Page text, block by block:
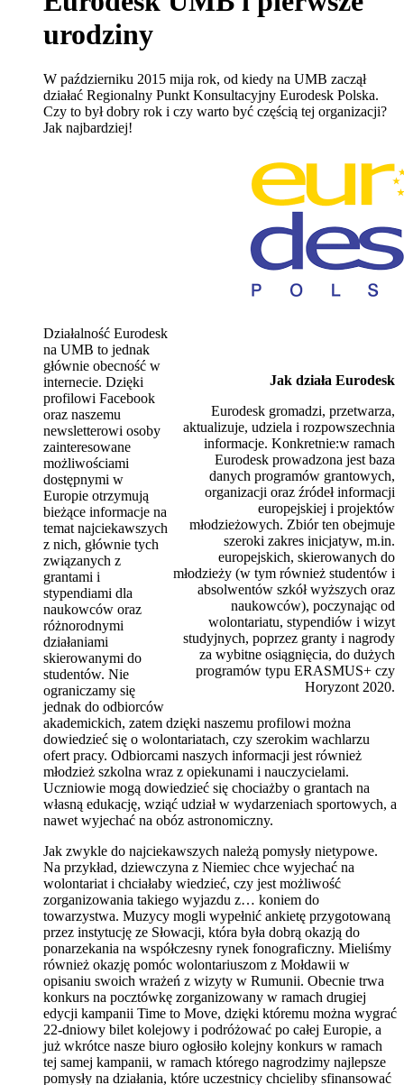
urodziny
W październiku 2015 mija rok, od kiedy na UMB zaczął
działać Regionalny Punkt Konsultacyjny Eurodesk Polska.
Czy to był dobry rok i czy warto być częścią tej organizacji?
Jak najbardziej!
Jak działa Eurodesk
Eurodesk gromadzi, przetwarza,
aktualizuje, udziela i rozpowszechnia
informacje. Konkretnie:w ramach
Eurodesk prowadzona jest baza
danych programów grantowych,
organizacji oraz źródeł informacji
europejskiej i projektów
młodzieżowych. Zbiór ten obejmuje
szeroki zakres inicjatyw, m.in.
europejskich, skierowanych do
młodzieży (w tym również studentów i
absolwentów szkół wyższych oraz
naukowców), poczynając od
wolontariatu, stypendiów i wizyt
studyjnych, poprzez granty i nagrody
za wybitne osiągnięcia, do dużych
programów typu ERASMUS+ czy
Horyzont 2020.
Działalność Eurodesk
na UMB to jednak
głównie obecność w
internecie. Dzięki
profilowi Facebook
oraz naszemu
newsletterowi osoby
zainteresowane
możliwościami
dostępnymi w
Europie otrzymują
bieżące informacje na
temat najciekawszych
z nich, głównie tych
związanych z
grantami i
stypendiami dla
naukowców oraz
różnorodnymi
działaniami
skierowanymi do
studentów. Nie
ograniczamy się
jednak do odbiorców
akademickich, zatem dzięki naszemu profilowi można
dowiedzieć się o wolontariatach, czy szerokim wachlarzu
ofert pracy. Odbiorcami naszych informacji jest również
młodzież szkolna wraz z opiekunami i nauczycielami.
Uczniowie mogą dowiedzieć się chociażby o grantach na
własną edukację, wziąć udział w wydarzeniach sportowych, a
nawet wyjechać na obóz astronomiczny.
Jak zwykle do najciekawszych należą pomysły nietypowe.
Na przykład, dziewczyna z Niemiec chce wyjechać na
wolontariat i chciałaby wiedzieć, czy jest możliwość
zorganizowania takiego wyjazdu z… koniem do
towarzystwa. Muzycy mogli wypełnić ankietę przygotowaną
przez instytucję ze Słowacji, która była dobrą okazją do
ponarzekania na współczesny rynek fonograficzny. Mieliśmy
również okazję pomóc wolontariuszom z Mołdawii w
opisaniu swoich wrażeń z wizyty w Rumunii. Obecnie trwa
konkurs na pocztówkę zorganizowany w ramach drugiej
edycji kampanii Time to Move, dzięki któremu można wygrać
22-dniowy bilet kolejowy i podróżować po całej Europie, a
już wkrótce nasze biuro ogłosiło kolejny konkurs w ramach
tej samej kampanii, w ramach którego nagrodzimy najlepsze
pomysły na działania, które uczestnicy chcieliby sfinansować